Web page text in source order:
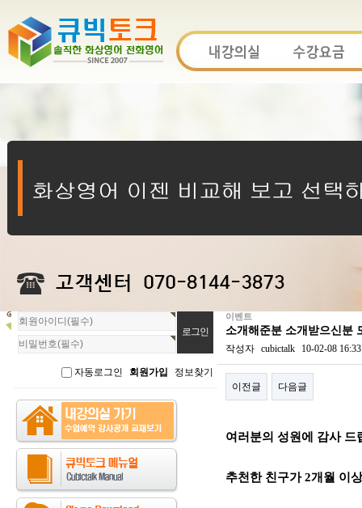
회
원
로
자동로그인 회원가입 정보찾기
이벤트
소개해준분 소개받으신분
작성자 cubictalk 10-02-08 16:33
이전글 다음글
여러분의 성원에 감사 드
추천한 친구가 2개월 이